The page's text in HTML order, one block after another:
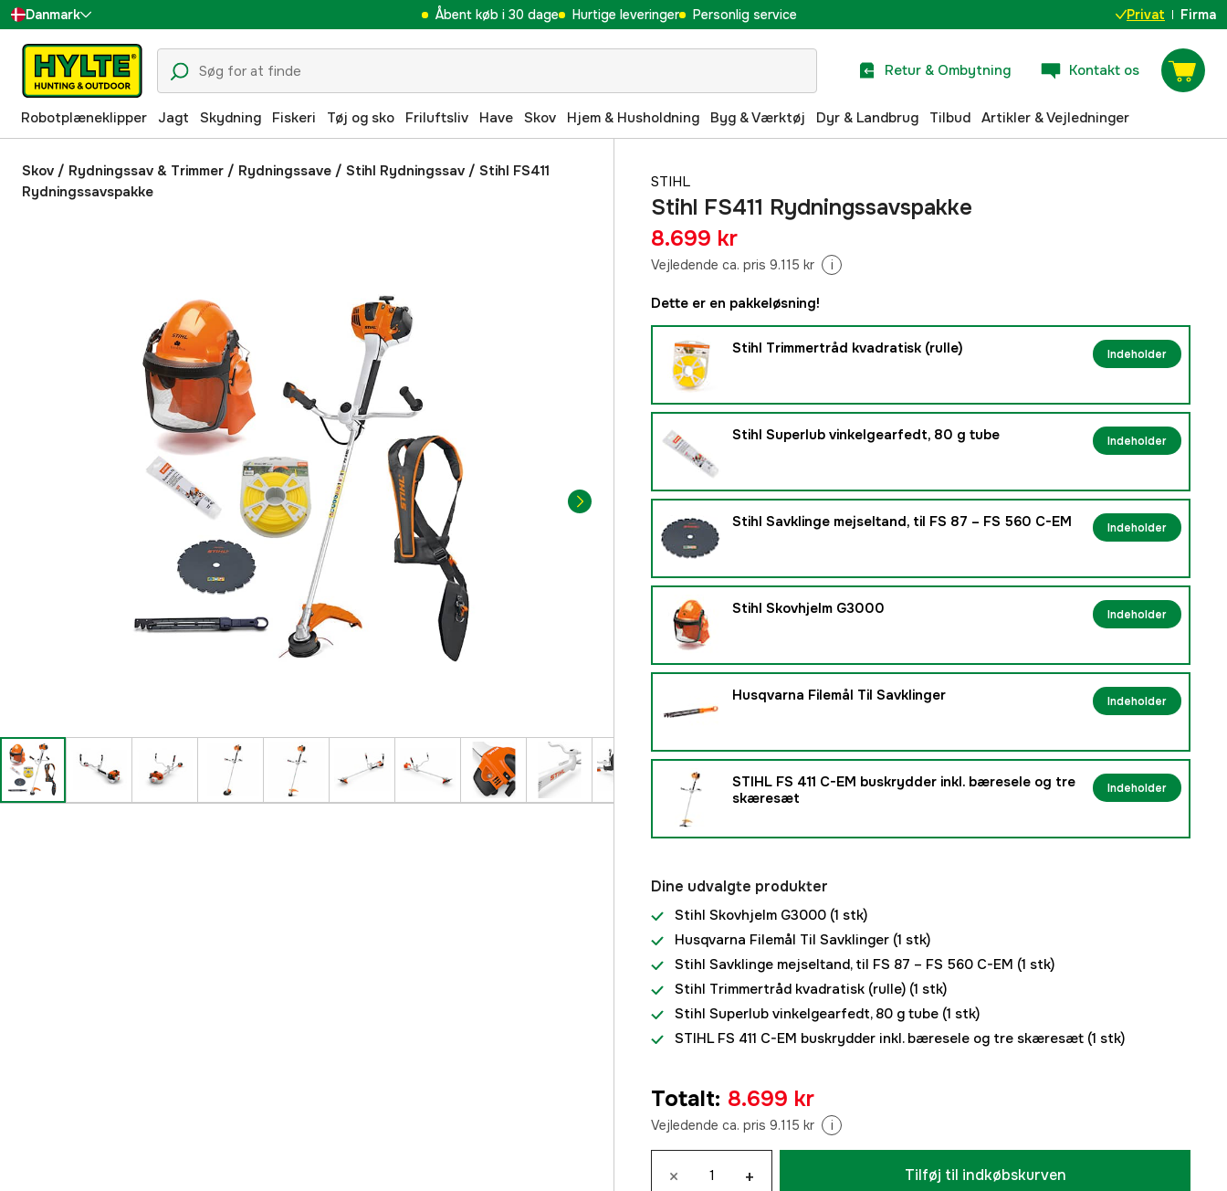
Danmark
Sverige
Suomi
Norge
Deutschland
Åbent køb i 30 dage Hurtige leveringer Personlig service Privat Firma
Retur & Ombytning Kontakt os
Robotplæneklipper Jagt Skydning Fiskeri Tøj og sko Friluftsliv Have Skov Hjem & Husholdning Byg & Værktøj Dyr & Landbrug Tilbud Artikler & Vejledninger
Skov / Rydningssav & Trimmer / Rydningssave / Stihl Rydningssav / Stihl FS411
Rydningssavspakke
STIHL
Stihl FS411 Rydningssavspakke
8.699 kr
Vejledende ca. pris 9.115 kr i
Dette er en pakkeløsning!
Stihl Trimmertråd kvadratisk (rulle) Indeholder
Stihl Superlub vinkelgearfedt, 80 g tube Indeholder
Stihl Savklinge mejseltand, til FS 87 – FS 560 C-EM Indeholder
Stihl Skovhjelm G3000 Indeholder
Husqvarna Filemål Til Savklinger Indeholder
STIHL FS 411 C-EM buskrydder inkl. bæresele og tre
skæresæt
Indeholder
Dine udvalgte produkter
Stihl Skovhjelm G3000 (1 stk)
Husqvarna Filemål Til Savklinger (1 stk)
Stihl Savklinge mejseltand, til FS 87 – FS 560 C-EM (1 stk)
Stihl Trimmertråd kvadratisk (rulle) (1 stk)
Stihl Superlub vinkelgearfedt, 80 g tube (1 stk)
STIHL FS 411 C-EM buskrydder inkl. bæresele og tre skæresæt (1 stk)
Totalt: 8.699 kr
Vejledende ca. pris 9.115 kr i
× + Tilføj til indkøbskurven